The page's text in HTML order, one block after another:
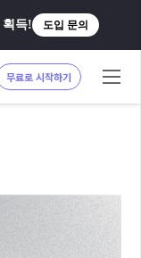
획득! 도입 문의
무료로 시작하기